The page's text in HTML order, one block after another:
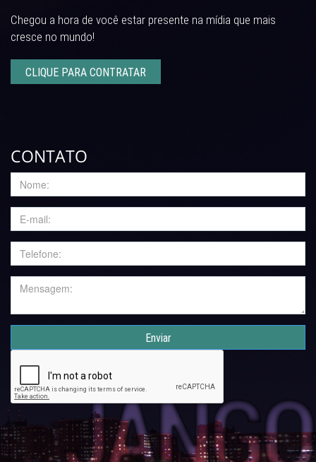
Chegou a hora de você estar presente na mídia que mais
cresce no mundo!
CLIQUE PARA CONTRATAR
CONTATO
Enviar